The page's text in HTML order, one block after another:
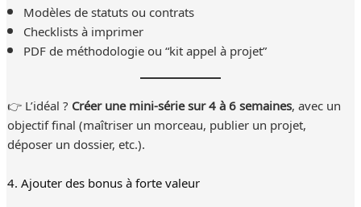
Modèles de statuts ou contrats
Checklists à imprimer
PDF de méthodologie ou “kit appel à projet”
👉 L’idéal ? Créer une mini-série sur 4 à 6 semaines, avec un
objectif final (maîtriser un morceau, publier un projet,
déposer un dossier, etc.).
4. Ajouter des bonus à forte valeur